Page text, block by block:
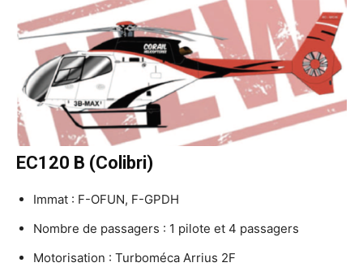
EC120 B (Colibri)
Immat : F-OFUN, F-GPDH
Nombre de passagers : 1 pilote et 4 passagers
Motorisation : Turboméca Arrius 2F